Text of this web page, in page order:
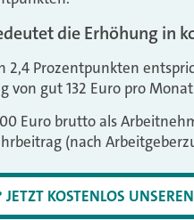
die Erhöhung in
2,4 Prozentpunkten
von gut 132 Euro pro
Euro brutto als
(nach
KOSTENLOS